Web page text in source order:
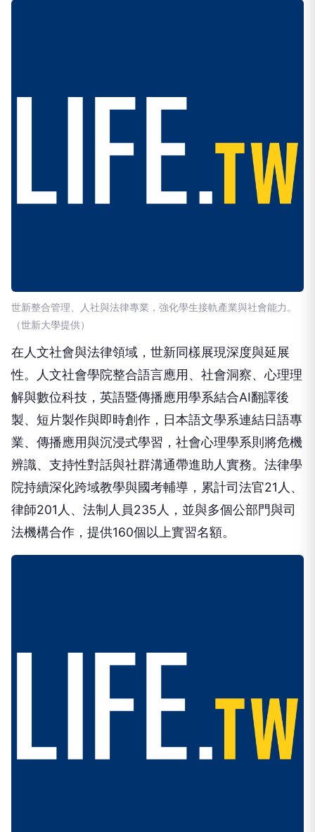
世新整合管理、人社與法律專業，強化學生接軌產業與社會能力。
（世新大學提供）
在人文社會與法律領域，世新同樣展現深度與延展
性。人文社會學院整合語言應用、社會洞察、心理理
解與數位科技，英語暨傳播應用學系結合AI翻譯後
製、短片製作與即時創作，日本語文學系連結日語專
業、傳播應用與沉浸式學習，社會心理學系則將危機
辨識、支持性對話與社群溝通帶進助人實務。法律學
院持續深化跨域教學與國考輔導，累計司法官21人、
律師201人、法制人員235人，並與多個公部門與司
法機構合作，提供160個以上實習名額。